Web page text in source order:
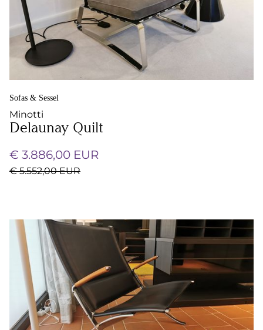
Sofas & Sessel
Minotti
Delaunay Quilt
€ 3.886,00 EUR
€ 5.552,00 EUR